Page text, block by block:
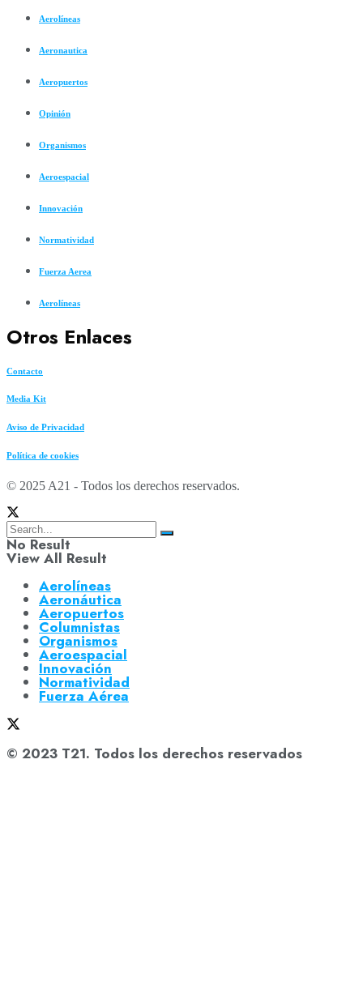
Aerolíneas
Aeronautica
Aeropuertos
Opinión
Organismos
Aeroespacial
Innovación
Normatividad
Fuerza Aerea
Aerolíneas
Otros Enlaces
Contacto
Media Kit
Aviso de Privacidad
Política de cookies
© 2025 A21 - Todos los derechos reservados.
No Result
View All Result
Aerolíneas
Aeronáutica
Aeropuertos
Columnistas
Organismos
Aeroespacial
Innovación
Normatividad
Fuerza Aérea
© 2023 T21. Todos los derechos reservados